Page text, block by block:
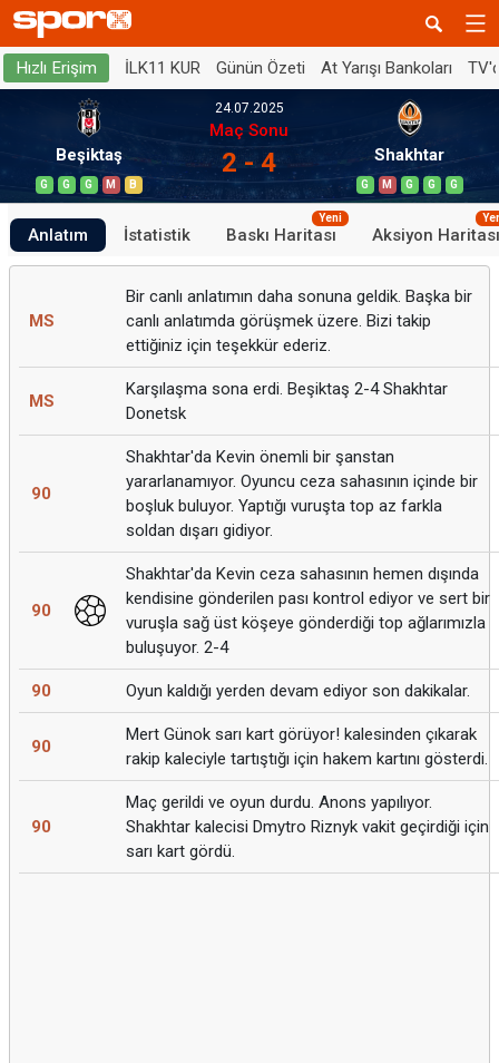
Hızlı Erişim İLK11 KUR Günün Özeti At Yarışı Bankoları
Beşiktaş
G G G M B
24.07.2025
Maç Sonu
2 - 4 Shakhtar
G M G G G
Anlatım İstatistik Baskı Haritası
Yeni
Aksiyon Haritası
MS
Bir canlı anlatımın daha sonuna geldik. Başka bir
canlı anlatımda görüşmek üzere. Bizi takip
ettiğiniz için teşekkür ederiz.
MS
Karşılaşma sona erdi. Beşiktaş 2-4 Shakhtar
Donetsk
90
Shakhtar'da Kevin önemli bir şanstan
yararlanamıyor. Oyuncu ceza sahasının içinde bir
boşluk buluyor. Yaptığı vuruşta top az farkla
soldan dışarı gidiyor.
90
Shakhtar'da Kevin ceza sahasının hemen dışında
kendisine gönderilen pası kontrol ediyor ve sert bir
vuruşla sağ üst köşeye gönderdiği top ağlarımızla
buluşuyor. 2-4
90 Oyun kaldığı yerden devam ediyor son dakikalar.
90
Mert Günok sarı kart görüyor! kalesinden çıkarak
rakip kaleciyle tartıştığı için hakem kartını gösterdi.
90
Maç gerildi ve oyun durdu. Anons yapılıyor.
Shakhtar kalecisi Dmytro Riznyk vakit geçirdiği için
sarı kart gördü.